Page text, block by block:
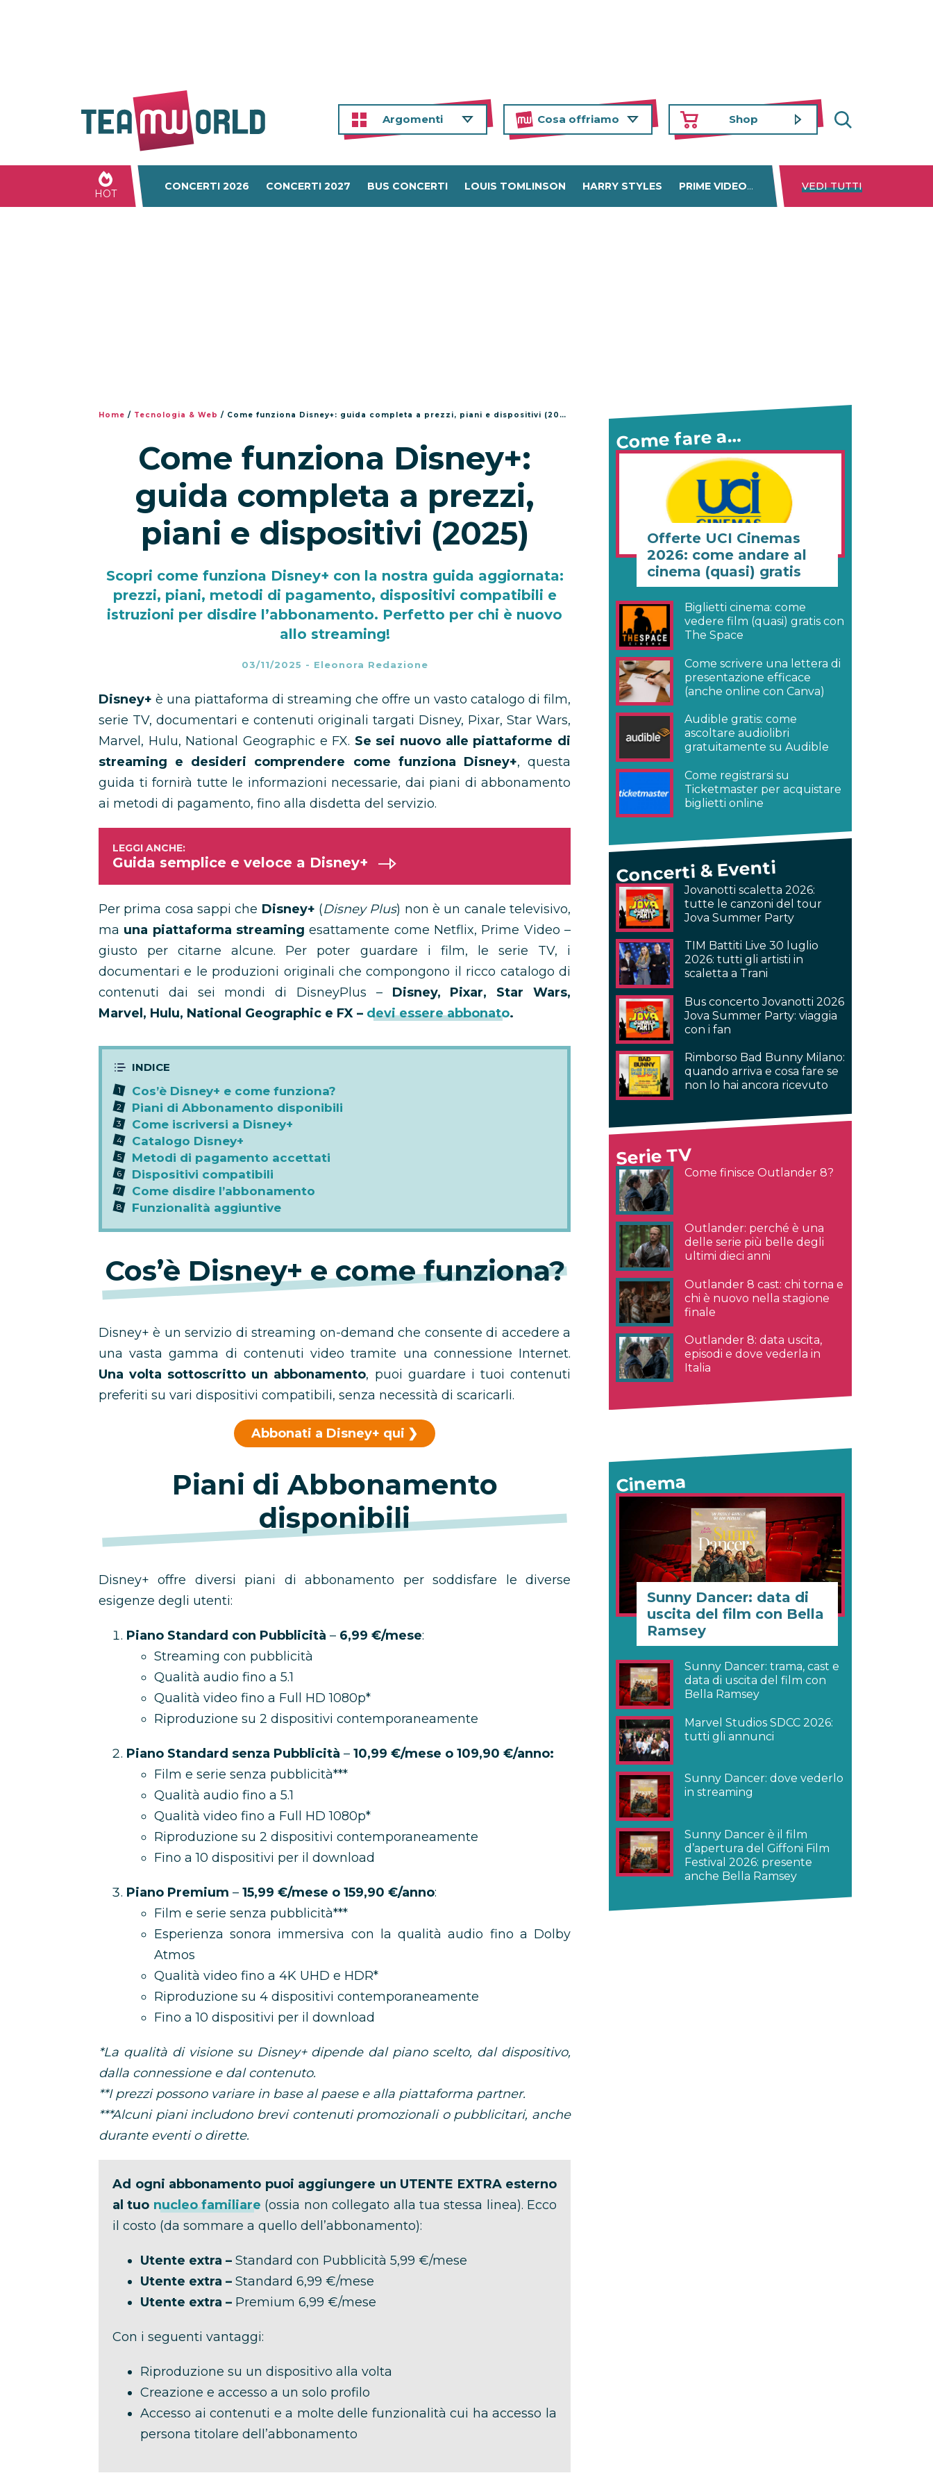
Argomenti Cosa offriamo Shop
HOT
CONCERTI 2026 CONCERTI 2027 BUS CONCERTI LOUIS TOMLINSON HARRY STYLES PRIME VIDEO DISNEY+ NETFLIX
VEDI TUTTI
Home / Tecnologia & Web / Come funziona Disney+: guida completa a prezzi, piani e dispositivi (2025)
Come funziona Disney+:
guida completa a prezzi,
piani e dispositivi (2025)
Scopri come funziona Disney+ con la nostra guida aggiornata:
prezzi, piani, metodi di pagamento, dispositivi compatibili e
istruzioni per disdire l’abbonamento. Perfetto per chi è nuovo
allo streaming!
03/11/2025 - Eleonora Redazione
Disney+ è una piattaforma di streaming che offre un vasto catalogo di film,
serie TV, documentari e contenuti originali targati Disney, Pixar, Star Wars,
Marvel, Hulu, National Geographic e FX. Se sei nuovo alle piattaforme di
streaming e desideri comprendere come funziona Disney+, questa
guida ti fornirà tutte le informazioni necessarie, dai piani di abbonamento
ai metodi di pagamento, fino alla disdetta del servizio.
Guida semplice e veloce a Disney+
Per prima cosa sappi che Disney+ (Disney Plus) non è un canale televisivo,
ma una piattaforma streaming esattamente come Netflix, Prime Video –
giusto per citarne alcune. Per poter guardare i film, le serie TV, i
documentari e le produzioni originali che compongono il ricco catalogo di
contenuti dai sei mondi di DisneyPlus – Disney, Pixar, Star Wars,
Marvel, Hulu, National Geographic e FX – devi essere abbonato.
Cos’è Disney+ e come funziona?
Piani di Abbonamento disponibili
Come iscriversi a Disney+
Catalogo Disney+
Metodi di pagamento accettati
Dispositivi compatibili
Come disdire l’abbonamento
Funzionalità aggiuntive
Cos’è Disney+ e come funziona?
Disney+ è un servizio di streaming on-demand che consente di accedere a
una vasta gamma di contenuti video tramite una connessione Internet.
Una volta sottoscritto un abbonamento, puoi guardare i tuoi contenuti
preferiti su vari dispositivi compatibili, senza necessità di scaricarli.
Abbonati a Disney+ qui
Piani di Abbonamento
disponibili
Disney+ offre diversi piani di abbonamento per soddisfare le diverse
esigenze degli utenti:
Piano Standard con Pubblicità – 6,99 €/mese:
Streaming con pubblicità
Qualità audio fino a 5.1
Qualità video fino a Full HD 1080p*
Riproduzione su 2 dispositivi contemporaneamente
Piano Standard senza Pubblicità – 10,99 €/mese o 109,90 €/anno:
Film e serie senza pubblicità***
Qualità audio fino a 5.1
Qualità video fino a Full HD 1080p*
Riproduzione su 2 dispositivi contemporaneamente
Fino a 10 dispositivi per il download
Piano Premium – 15,99 €/mese o 159,90 €/anno:
Film e serie senza pubblicità***
Esperienza sonora immersiva con la qualità audio fino a Dolby
Atmos
Qualità video fino a 4K UHD e HDR*
Riproduzione su 4 dispositivi contemporaneamente
Fino a 10 dispositivi per il download
*La qualità di visione su Disney+ dipende dal piano scelto, dal dispositivo,
dalla connessione e dal contenuto.
**I prezzi possono variare in base al paese e alla piattaforma partner.
***Alcuni piani includono brevi contenuti promozionali o pubblicitari, anche
durante eventi o dirette.
Ad ogni abbonamento puoi aggiungere un UTENTE EXTRA esterno
al tuo nucleo familiare (ossia non collegato alla tua stessa linea). Ecco
il costo (da sommare a quello dell’abbonamento):
Utente extra – Standard con Pubblicità 5,99 €/mese
Utente extra – Standard 6,99 €/mese
Utente extra – Premium 6,99 €/mese
Con i seguenti vantaggi:
Riproduzione su un dispositivo alla volta
Creazione e accesso a un solo profilo
Accesso ai contenuti e a molte delle funzionalità cui ha accesso la
persona titolare dell’abbonamento
Come fare a…
Offerte UCI Cinemas
2026: come andare al
cinema (quasi) gratis
Biglietti cinema: come
vedere film (quasi) gratis con
The Space
Come scrivere una lettera di
presentazione efficace
(anche online con Canva)
Audible gratis: come
ascoltare audiolibri
gratuitamente su Audible
Come registrarsi su
Ticketmaster per acquistare
biglietti online
Concerti & Eventi
Jovanotti scaletta 2026:
tutte le canzoni del tour
Jova Summer Party
TIM Battiti Live 30 luglio
2026: tutti gli artisti in
scaletta a Trani
Bus concerto Jovanotti 2026
Jova Summer Party: viaggia
con i fan
Rimborso Bad Bunny Milano:
quando arriva e cosa fare se
non lo hai ancora ricevuto
Serie TV
Come finisce Outlander 8?
Outlander: perché è una
delle serie più belle degli
ultimi dieci anni
Outlander 8 cast: chi torna e
chi è nuovo nella stagione
finale
Outlander 8: data uscita,
episodi e dove vederla in
Italia
Cinema
Sunny Dancer: data di
uscita del film con Bella
Ramsey
Sunny Dancer: trama, cast e
data di uscita del film con
Bella Ramsey
Marvel Studios SDCC 2026:
tutti gli annunci
Sunny Dancer: dove vederlo
in streaming
Sunny Dancer è il film
d’apertura del Giffoni Film
Festival 2026: presente
anche Bella Ramsey